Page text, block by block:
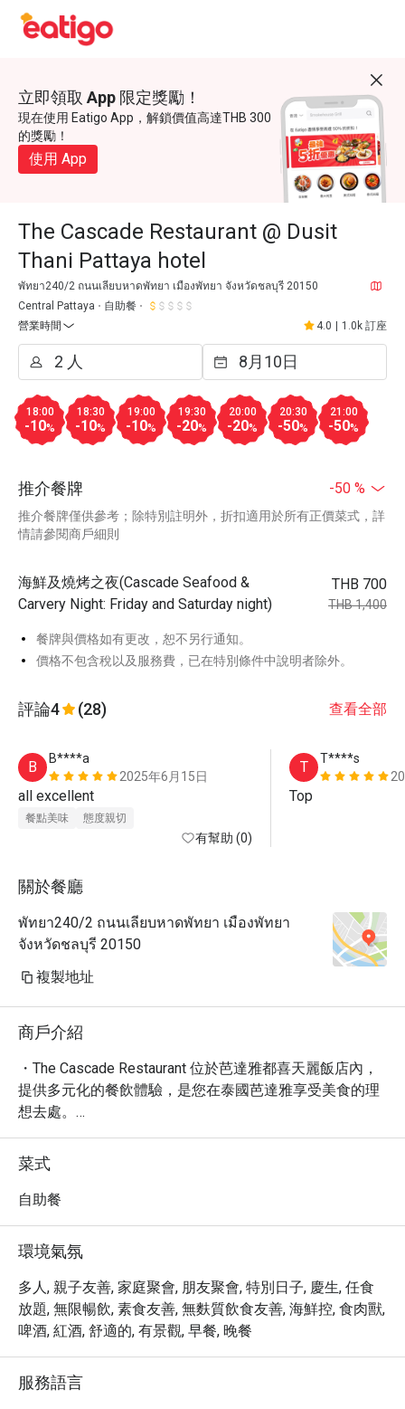
立即領取 App 限定獎勵！
現在使用 Eatigo App，解鎖價值高達THB 300
的獎勵！
使用 App
The Cascade Restaurant @ Dusit
Thani Pattaya hotel
พัทยา240/2 ถนนเลียบหาดพัทยา เมืองพัทยา จังหวัดชลบุรี 20150
Central Pattaya
自助餐
營業時間
4.0 1.0k 訂座
18:00
-10%
18:30
-10%
19:00
-10%
19:30
-20%
20:00
-20%
20:30
-50%
21:00
-50%
推介餐牌 -50 %
推介餐牌僅供參考；除特別註明外，折扣適用於所有正價菜式，詳
情請參閱商戶細則
海鮮及燒烤之夜(Cascade Seafood &
Carvery Night: Friday and Saturday night)
THB 700
THB 1,400
餐牌與價格如有更改，恕不另行通知。
價格不包含稅以及服務費，已在特別條件中說明者除外。
評論4 (28) 查看全部
B
B****a
2025年6月15日
餐點美味 態度親切
有幫助 (0)
T
T****s
Top
關於餐廳
พัทยา240/2 ถนนเลียบหาดพัทยา เมืองพัทยา
จังหวัดชลบุรี 20150
複製地址
商戶介紹
・The Cascade Restaurant 位於芭達雅都喜天麗飯店內，
提供多元化的餐飲體驗，是您在泰國芭達雅享受美食的理
想去處。
・餐廳以其豐盛的自助早餐、午餐和晚餐而聞名，網友好
評推薦其海鮮料理和精緻甜點，是獨自用餐或團體聚餐的
絕佳選擇。您可以品嚐到新鮮的鮭魚、各式貝類，搭配精
選咖啡、烈酒、啤酒和葡萄酒，享受悠閒舒適的用餐氛
・現在透過 eatigo 預訂 The Cascade Restaurant，即可享
受最高 5 折優惠！立即預訂，品嚐美味佳餚，盡享超值優
惠。
菜式
自助餐
環境氣氛
多人, 親子友善, 家庭聚會, 朋友聚會, 特別日子, 慶生, 任食
放題, 無限暢飲, 素食友善, 無麩質飲食友善, 海鮮控, 食肉獸,
啤酒, 紅酒, 舒適的, 有景觀, 早餐, 晚餐
服務語言